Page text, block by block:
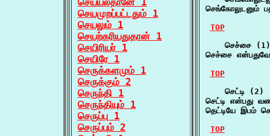
செயமுறப்பட்டதும் 1
செயலும் 1
செயற்கரியதுதான் 1
செயிரியர் 1
செயிரே 1
செருக்களமும் 1
செருக்கும் 2
செருந்தி 1
செருந்தியும் 1
செருப்பு 1
செருப்பும் 2
செங்கோலுடனும்
TOP
    செச்சை (1)
செச்சை
TOP
    செட்டி (2)
செட்டி என்பது
தெட்டியே இபம்
TOP